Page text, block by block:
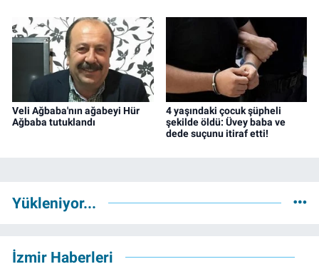
Veli Ağbaba'nın ağabeyi Hür
Ağbaba tutuklandı
4 yaşındaki çocuk şüpheli
şekilde öldü: Üvey baba ve
dede suçunu itiraf etti!
Yükleniyor...
İzmir Haberleri